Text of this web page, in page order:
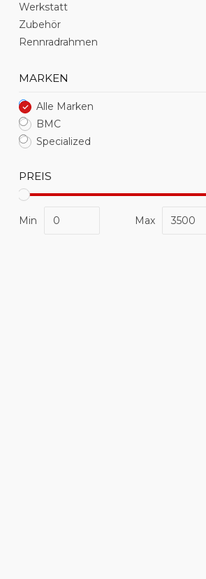
Werkstatt
Zubehör
Rennradrahmen
MARKEN
Alle Marken
BMC
Specialized
PREIS
Min Max